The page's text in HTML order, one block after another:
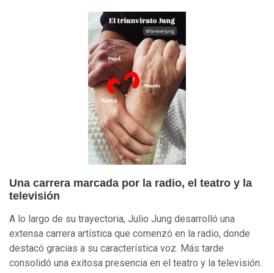
Una carrera marcada por la radio, el teatro y la
televisión
A lo largo de su trayectoria, Julio Jung desarrolló una
extensa carrera artística que comenzó en la radio, donde
destacó gracias a su característica voz. Más tarde
consolidó una exitosa presencia en el teatro y la televisión.